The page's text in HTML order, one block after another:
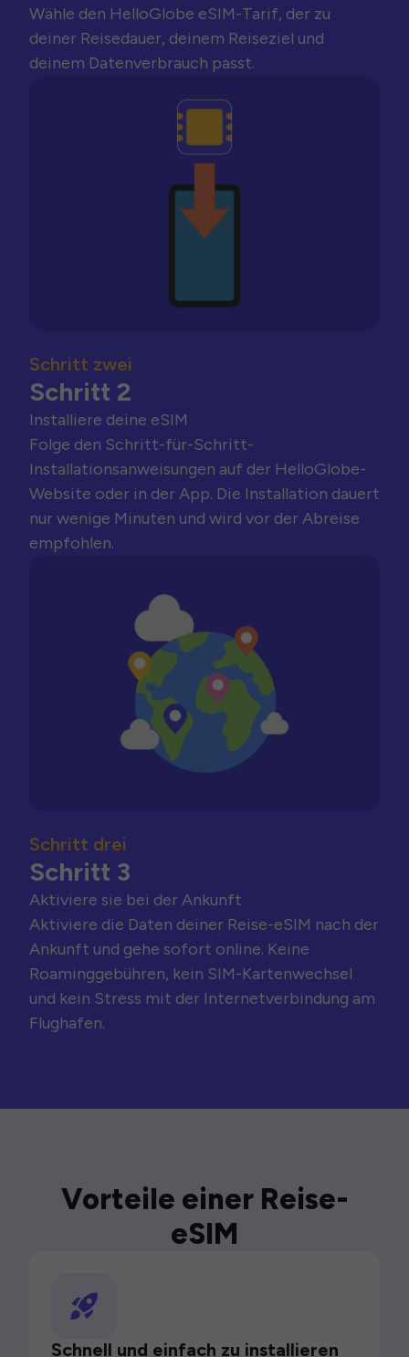
Wähle den HelloGlobe eSIM-Tarif, der zu
deiner Reisedauer, deinem Reiseziel und
deinem Datenverbrauch passt.
Schritt zwei
Schritt 2
Installiere deine eSIM
Folge den Schritt-für-Schritt-
Installationsanweisungen auf der HelloGlobe-
Website oder in der App. Die Installation dauert
nur wenige Minuten und wird vor der Abreise
empfohlen.
Schritt drei
Schritt 3
Aktiviere sie bei der Ankunft
Aktiviere die Daten deiner Reise-eSIM nach der
Ankunft und gehe sofort online. Keine
Roaminggebühren, kein SIM-Kartenwechsel
und kein Stress mit der Internetverbindung am
Flughafen.
Vorteile einer Reise-
eSIM
Schnell und einfach zu installieren